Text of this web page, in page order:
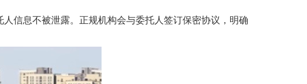
信息不被泄露。正规机构会与委托人签订保密协议，明确